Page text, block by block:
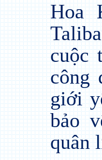
Hoa
cuộc
công
giới
bảo
quân